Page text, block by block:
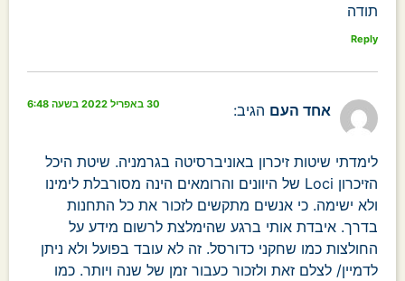
תודה
Reply
אחד העם הגיב: 30 באפריל 2022 בשעה 6:48
לימדתי שיטות זיכרון באוניברסיטה בגרמניה. שיטת היכל
הזיכרון Loci של היוונים והרומאים הינה מסורבלת לימינו
ולא ישימה. כי אנשים מתקשים לזכור את כל התחנות
בדרך. איבדת אותי ברגע שהימלצת לרשום מידע על
החולצות כמו שחקני כדורסל. זה לא עובד בפועל ולא ניתן
לדמיין/ לצלם זאת ולזכור כעבור זמן של שנה ויותר. כמו